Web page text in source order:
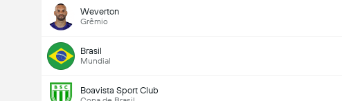
Weverton
Grêmio
Brasil
Mundial
Boavista Sport Club